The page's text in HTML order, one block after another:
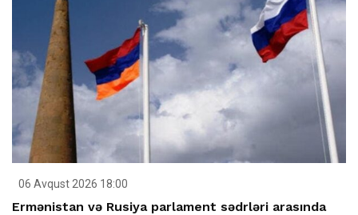
06 Avqust 2026 18:00
Ermənistan və Rusiya parlament sədrləri arasında